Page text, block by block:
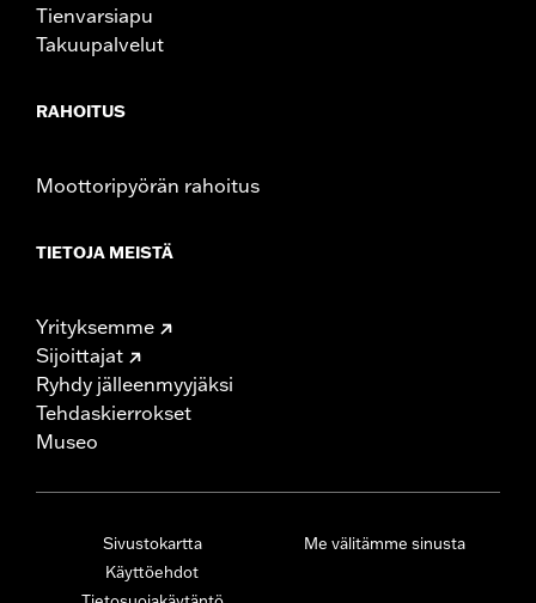
Tienvarsiapu
Takuupalvelut
RAHOITUS
Moottoripyörän rahoitus
TIETOJA MEISTÄ
Yrityksemme
Sijoittajat
Ryhdy jälleenmyyjäksi
Tehdaskierrokset
Museo
Sivustokartta
Käyttöehdot
Me välitämme sinusta